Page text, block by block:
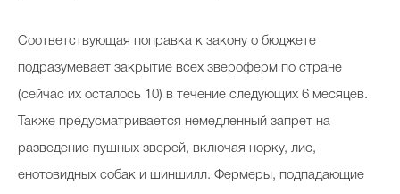
Соответствующая поправка к закону о бюджете
подразумевает закрытие всех звероферм по стране
(сейчас их осталось 10) в течение следующих 6 месяцев.
Также предусматривается немедленный запрет на
разведение пушных зверей, включая норку, лис,
енотовидных собак и шиншилл. Фермеры, подпадающие